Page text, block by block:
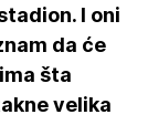
I oni
da će
šta
velika